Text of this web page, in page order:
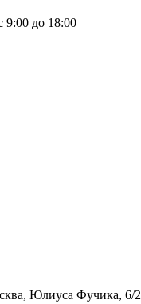
9:00 до 18:00
Юлиуса Фучика, 6/2